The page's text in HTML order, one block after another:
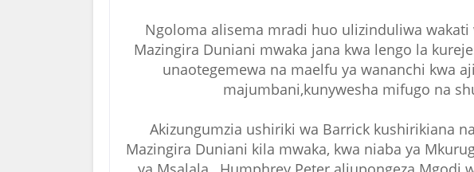
Ngoloma alisema mradi huo ulizinduliwa wakati
Mazingira Duniani mwaka jana kwa lengo la
unaotegemewa na maelfu ya wananchi kwa
majumbani,kunywesha mifugo na
Akizungumzia ushiriki wa Barrick kushirikiana
Mazingira Duniani kila mwaka, kwa niaba ya